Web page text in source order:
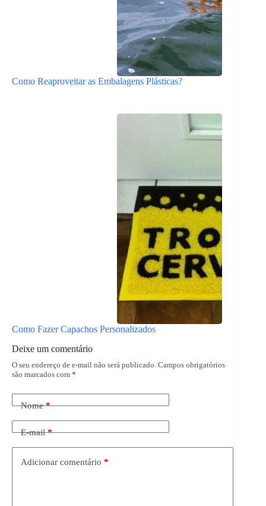
Como Reaproveitar as Embalagens Plásticas?
Como Fazer Capachos Personalizados
Deixe um comentário
O seu endereço de e-mail não será publicado. Campos obrigatórios
são marcados com *
Nome*
E-mail*
Adicionar comentário *